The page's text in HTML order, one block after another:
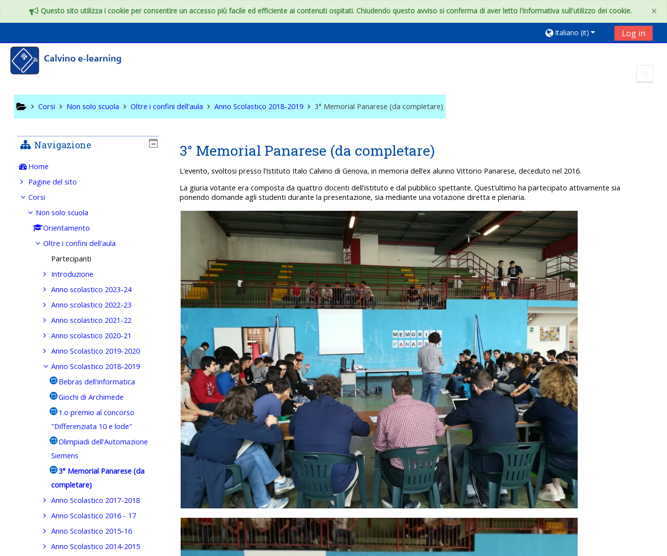
×
Questo sito utilizza i cookie per consentire un accesso più facile ed efficiente ai contenuti ospitati. Chiudendo questo avviso si conferma di aver letto l'informativa sull'utilizzo dei cookie.
Italiano ‎(it)‎ Log in
Corsi Non solo scuola Oltre i confini dell'aula Anno Scolastico 2018-2019 3° Memorial Panarese (da completare)
3° Memorial Panarese (da completare)
L’evento, svoltosi presso l’Istituto Italo Calvino di Genova, in memoria dell’ex alunno Vittorio Panarese, deceduto nel 2016.
La giuria votante era composta da quattro docenti dell'istituto e dal pubblico spettante. Quest’ultimo ha partecipato attivamente sia
ponendo domande agli studenti durante la presentazione, sia mediante una votazione diretta e plenaria.
Navigazione
Home
Pagine del sito
Corsi
Non solo scuola
Orientamento
Oltre i confini dell'aula
Partecipanti
Introduzione
Anno scolastico 2023-24
Anno scolastico 2022-23
Anno scolastico 2021-22
Anno scolastico 2020-21
Anno Scolastico 2019-2020
Anno Scolastico 2018-2019
Bebras dell'informatica
Giochi di Archimede
1.o premio al concorso
"Differenziata 10 e lode"
Olimpiadi dell'Automazione
Siemens
3° Memorial Panarese (da
completare)
Anno Scolastico 2017-2018
Anno Scolastico 2016 - 17
Anno Scolastico 2015-16
Anno Scolastico 2014-2015